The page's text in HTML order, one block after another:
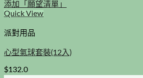
添加「願望清單」
Quick View
派對用品
心型氣球套裝(12入)
$132.0